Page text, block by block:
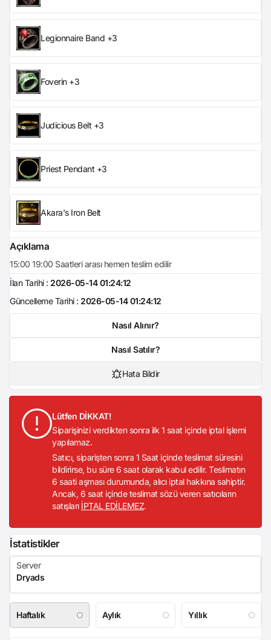
Legionnaire Band +3
Foverin +3
Judicious Belt +3
Priest Pendant +3
Akara's Iron Belt
Açıklama
15:00 19:00 Saatleri arası hemen teslim edilir
İlan Tarihi : 2026-05-14 01:24:12
Güncelleme Tarihi : 2026-05-14 01:24:12
Nasıl Alınır?
Nasıl Satılır?
Hata Bildir
Lütfen DİKKAT!
Siparişinizi verdikten sonra ilk 1 saat içinde iptal işlemi
yapılamaz.
Satıcı, siparişten sonra 1 Saat içinde teslimat süresini
bildirirse, bu süre 6 saat olarak kabul edilir. Teslimatın
6 saati aşması durumunda, alıcı iptal hakkına sahiptir.
Ancak, 6 saat içinde teslimat sözü veren satıcıların
satışları İPTAL EDİLEMEZ.
İstatistikler
Haftalık Aylık Yıllık